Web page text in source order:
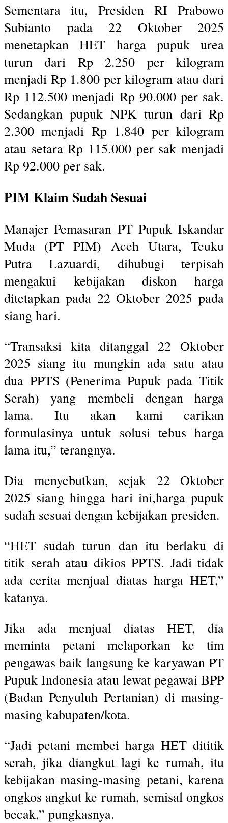
Sementara itu, Presiden RI Prabowo
Subianto pada 22 Oktober 2025
menetapkan HET harga pupuk urea
turun dari Rp 2.250 per kilogram
menjadi Rp 1.800 per kilogram atau dari
Rp 112.500 menjadi Rp 90.000 per sak.
Sedangkan pupuk NPK turun dari Rp
2.300 menjadi Rp 1.840 per kilogram
atau setara Rp 115.000 per sak menjadi
Rp 92.000 per sak.
PIM Klaim Sudah Sesuai
Manajer Pemasaran PT Pupuk Iskandar
Muda (PT PIM) Aceh Utara, Teuku
Putra Lazuardi, dihubugi terpisah
mengakui kebijakan diskon harga
ditetapkan pada 22 Oktober 2025 pada
siang hari.
“Transaksi kita ditanggal 22 Oktober
2025 siang itu mungkin ada satu atau
dua PPTS (Penerima Pupuk pada Titik
Serah) yang membeli dengan harga
lama. Itu akan kami carikan
formulasinya untuk solusi tebus harga
lama itu,” terangnya.
Dia menyebutkan, sejak 22 Oktober
2025 siang hingga hari ini,harga pupuk
sudah sesuai dengan kebijakan presiden.
“HET sudah turun dan itu berlaku di
titik serah atau dikios PPTS. Jadi tidak
ada cerita menjual diatas harga HET,”
katanya.
Jika ada menjual diatas HET, dia
meminta petani melaporkan ke tim
pengawas baik langsung ke karyawan PT
Pupuk Indonesia atau lewat pegawai BPP
(Badan Penyuluh Pertanian) di masing-
masing kabupaten/kota.
“Jadi petani membei harga HET dititik
serah, jika diangkut lagi ke rumah, itu
kebijakan masing-masing petani, karena
ongkos angkut ke rumah, semisal ongkos
becak,” pungkasnya.